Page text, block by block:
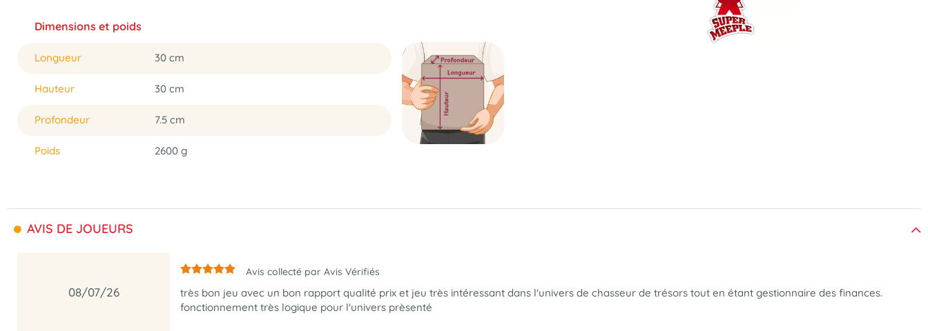
Dimensions et poids
Longueur 30 cm
Hauteur 30 cm
Profondeur 7.5 cm
Poids 2600 g
AVIS DE JOUEURS
08/07/26
Avis collecté par Avis Vérifiés
très bon jeu avec un bon rapport qualité prix et jeu très intéressant dans l'univers de chasseur de trésors tout en étant gestionnaire des finances.
fonctionnement très logique pour l'univers prèsenté